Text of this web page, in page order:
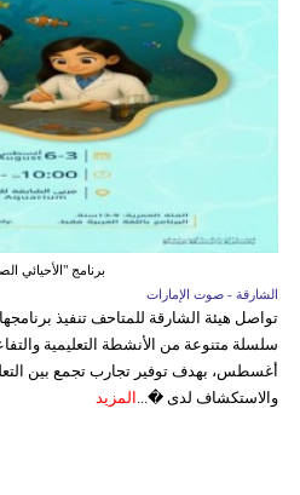
برنامج "الأحيائي
الشارقة - صوت الإمارات
سلسلة متنوعة من الأنشطة التعليمية
أغسطس، بهدف توفير تجارب تجمع بين التعلم
والاستكشاف لدى �... المزيد